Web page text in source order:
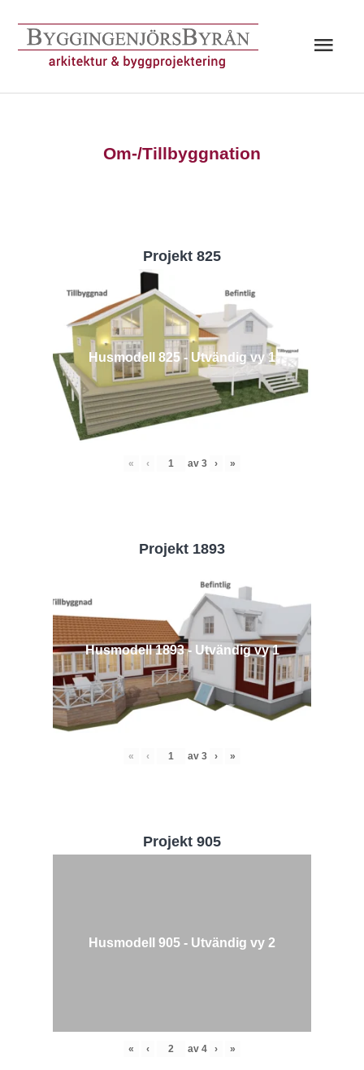
innehåll
Om-/Tillbyggnation
Projekt 825
Husmodell 825 - Utvändig vy 1
« ‹ av 3 › »
Projekt 1893
Husmodell 1893 - Utvändig vy 1
« ‹ av 3 › »
Projekt 905
Husmodell 905 - Utvändig vy 2
« ‹ av 4 › »